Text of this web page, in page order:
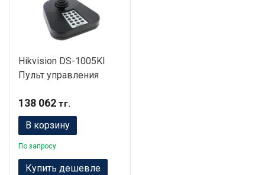
Hikvision DS-1005KI
Пульт управления
138 062 тг.
В корзину
По запросу
Купить дешевле